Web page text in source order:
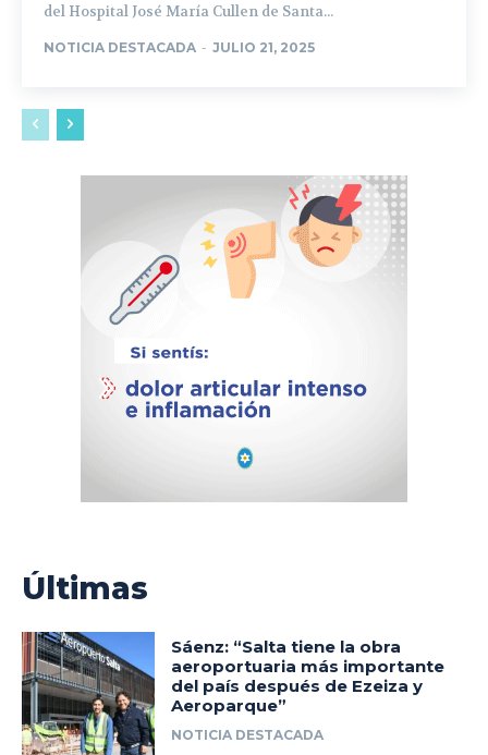
del Hospital José María Cullen de Santa...
NOTICIA DESTACADA - JULIO 21, 2025
Últimas
Sáenz: “Salta tiene la obra
aeroportuaria más importante
del país después de Ezeiza y
Aeroparque”
NOTICIA DESTACADA